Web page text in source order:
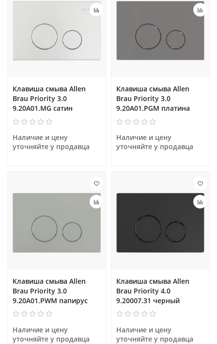
Клавиша смыва Allen
Brau Priority 3.0
9.20A01.MG сатин
Наличие и цену
уточняйте у продавца
Клавиша смыва Allen
Brau Priority 3.0
9.20A01.PGM платина
Наличие и цену
уточняйте у продавца
Клавиша смыва Allen
Brau Priority 3.0
9.20A01.PWM папирус
Наличие и цену
уточняйте у продавца
Клавиша смыва Allen
Brau Priority 4.0
9.20007.31 черный
Наличие и цену
уточняйте у продавца